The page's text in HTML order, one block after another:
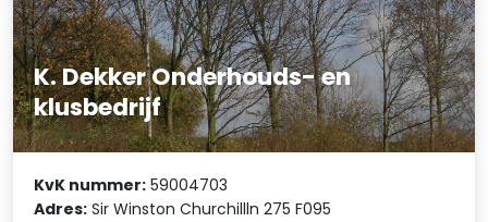
K. Dekker Onderhouds- en
klusbedrijf
KvK nummer: 59004703
Adres: Sir Winston Churchillln 275 F095